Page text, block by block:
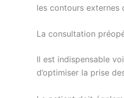
les contours externes
La consultation
Il est indispensable
d’optimiser la prise